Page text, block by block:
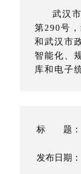
武汉
第290号
和武汉市
智能化、
库和电子
标 题：
发布日期：